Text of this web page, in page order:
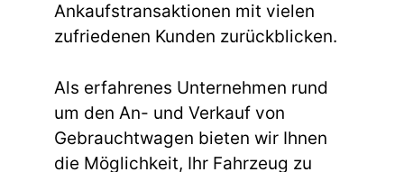
Ankaufstransaktionen mit vielen
zufriedenen Kunden zurückblicken.
Als erfahrenes Unternehmen rund
um den An- und Verkauf von
Gebrauchtwagen bieten wir Ihnen
die Möglichkeit, Ihr Fahrzeug zu